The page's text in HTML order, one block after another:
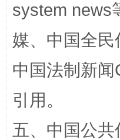
system news
媒、中国全
中国法制新
引用。
五、中国公